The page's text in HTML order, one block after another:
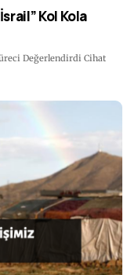
Kol Kola
Değerlendirdi Cihat